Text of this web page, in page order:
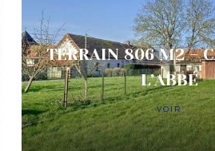
TERRAIN 806 M2 –
L’ABBÉ
VOIR